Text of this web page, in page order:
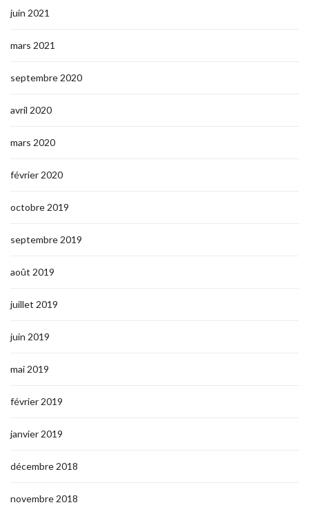
juin 2021
mars 2021
septembre 2020
avril 2020
mars 2020
février 2020
octobre 2019
septembre 2019
août 2019
juillet 2019
juin 2019
mai 2019
février 2019
janvier 2019
décembre 2018
novembre 2018